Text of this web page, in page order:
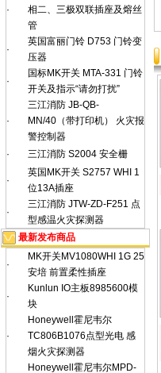
·
相二、三极双联插座及熔丝
管
·
英国富丽门铃 D753 门铃变
压器
·
国标MK开关 MTA-331 门铃
开关及指示“请勿打扰”
·
三江消防 JB-QB-
MN/40（带打印机） 火灾报
警控制器
·
三江消防 S2004 安全栅
·
英国MK开关 S2757 WHI 1
位13A插座
·
三江消防 JTW-ZD-F251 点
型感温火灾探测器
最新发布商品
·
MK开关MV1080WHI 1G 25
安培 前置柔性插座
·
Kunlun IO主板8985600模
块
·
Honeywell霍尼韦尔
TC806B1076点型光电 感
烟火灾探测器
Honeywell霍尼韦尔MPD-